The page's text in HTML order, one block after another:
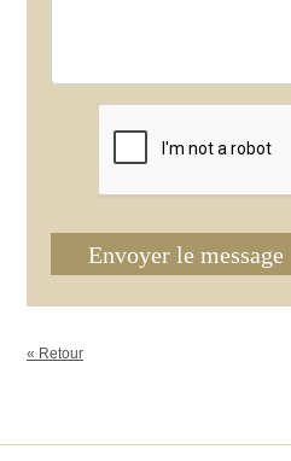
Envoyer le message
« Retour